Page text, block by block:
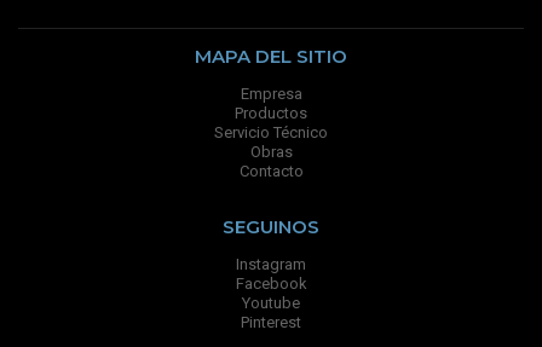
MAPA DEL SITIO
Empresa
Productos
Servicio Técnico
Obras
Contacto
SEGUINOS
Instagram
Facebook
Youtube
Pinterest